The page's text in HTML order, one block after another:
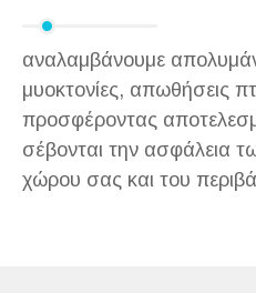
αναλαμβάνουμε
μυοκτονίες, απωθήσεις
προσφέροντας
σέβονται την ασφάλεια
χώρου σας και του